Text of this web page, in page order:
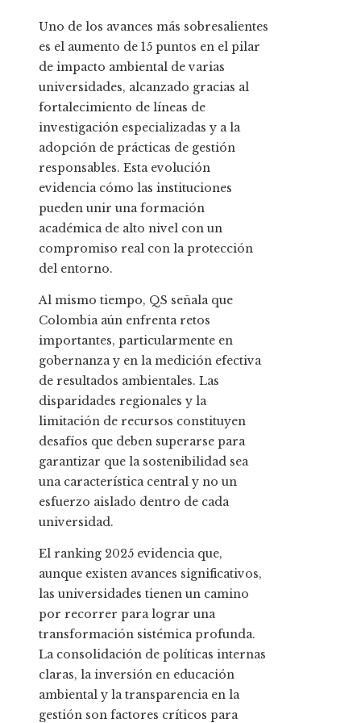
Uno de los avances más sobresalientes
es el aumento de 15 puntos en el pilar
de impacto ambiental de varias
universidades, alcanzado gracias al
fortalecimiento de líneas de
investigación especializadas y a la
adopción de prácticas de gestión
responsables. Esta evolución
evidencia cómo las instituciones
pueden unir una formación
académica de alto nivel con un
compromiso real con la protección
del entorno.
Al mismo tiempo, QS señala que
Colombia aún enfrenta retos
importantes, particularmente en
gobernanza y en la medición efectiva
de resultados ambientales. Las
disparidades regionales y la
limitación de recursos constituyen
desafíos que deben superarse para
garantizar que la sostenibilidad sea
una característica central y no un
esfuerzo aislado dentro de cada
universidad.
El ranking 2025 evidencia que,
aunque existen avances significativos,
las universidades tienen un camino
por recorrer para lograr una
transformación sistémica profunda.
La consolidación de políticas internas
claras, la inversión en educación
ambiental y la transparencia en la
gestión son factores críticos para